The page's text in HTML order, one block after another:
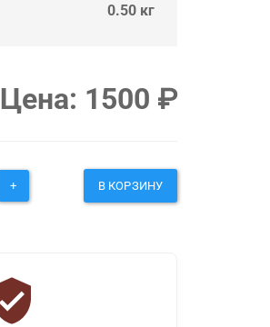
0.50 кг
Цена: 1500 ₽
+ В КОРЗИНУ